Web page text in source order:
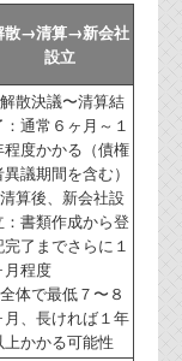
散→清算→新会社
設立
散決議〜清算結
：通常６ヶ月～１
程度かかる（債権
異議期間を含む）
算後、新会社設
：書類作成から登
完了までさらに１
月程度
体で最低７〜８
月、長ければ１年
上かかる可能性